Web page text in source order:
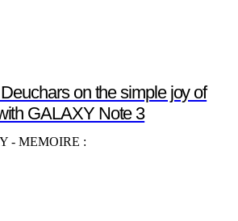
on the simple joy of
GALAXY Note 3
- MEMOIRE :